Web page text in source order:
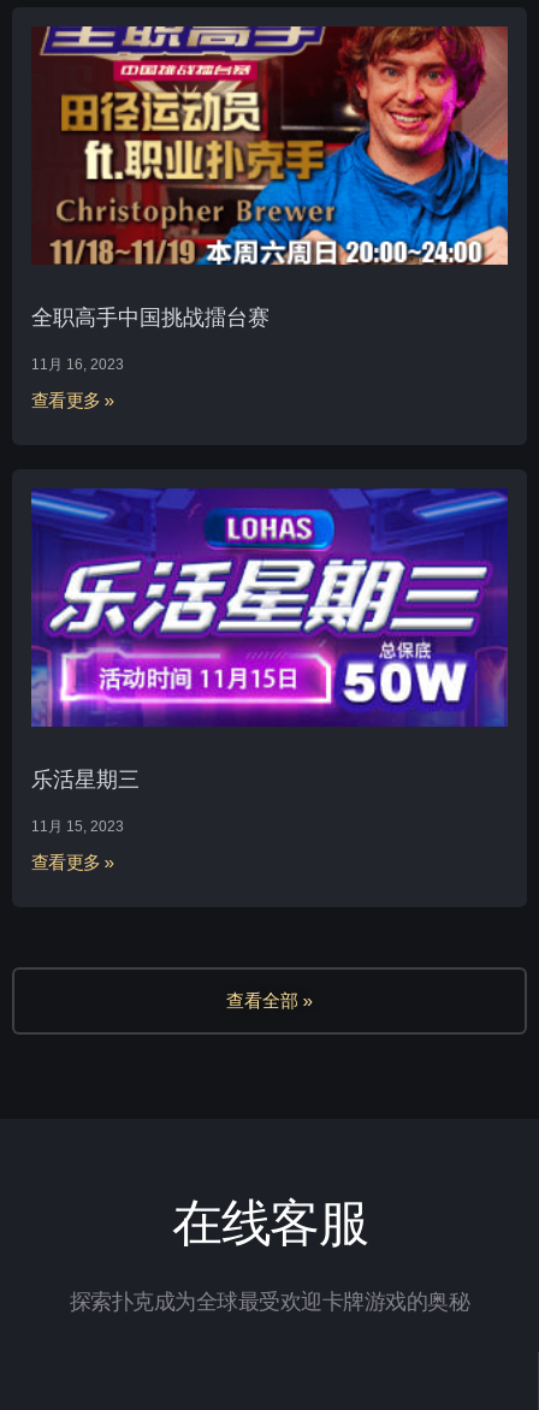
全职高手中国挑战擂台赛
11月 16, 2023
查看更多 »
乐活星期三
11月 15, 2023
查看更多 »
查看全部 »
在线客服
探索扑克成为全球最受欢迎卡牌游戏的奥秘